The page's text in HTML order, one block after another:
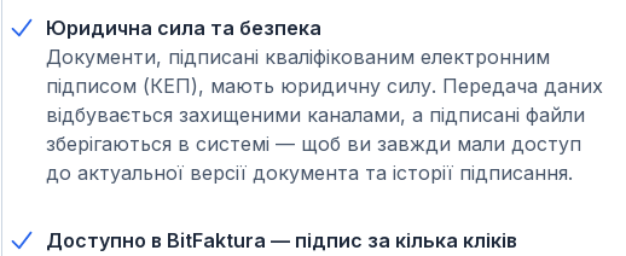
Юридична сила та безпека
Документи, підписані кваліфікованим електронним
підписом (КЕП), мають юридичну силу. Передача даних
відбувається захищеними каналами, а підписані файли
зберігаються в системі — щоб ви завжди мали доступ
до актуальної версії документа та історії підписання.
Доступно в BitFaktura — підпис за кілька кліків